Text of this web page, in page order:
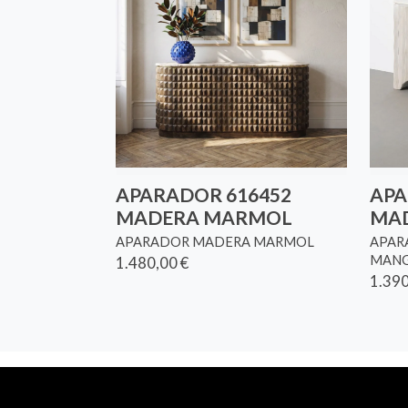
APARADOR 616452
MADERA MARMOL
APARADOR MADERA MARMOL
1.480,00 €